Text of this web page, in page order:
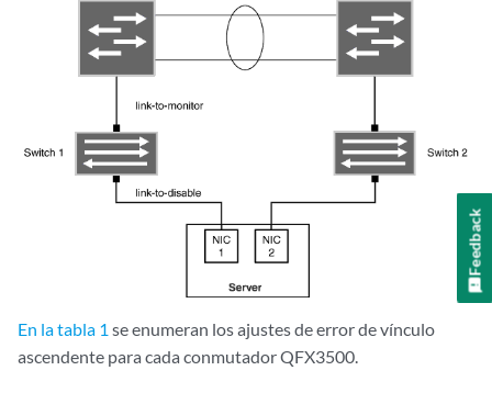
En la tabla 1 se enumeran los ajustes de error de vínculo
ascendente para cada conmutador QFX3500.
Feedback